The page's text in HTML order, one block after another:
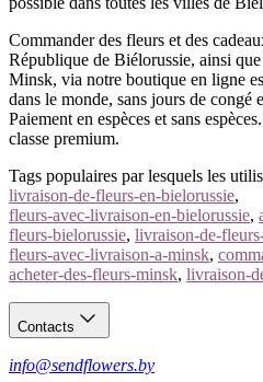
Commander des fleurs et des
République de Biélorussie, ainsi
Minsk, via notre boutique en ligne
dans le monde, sans jours de congé
Paiement en espèces et sans
classe premium.
Tags populaires par lesquels les
livraison-de-fleurs-en-bielorussie,
fleurs-avec-livraison-en-bielorussie,
fleurs-bielorussie, livraison-de-
fleurs-avec-livraison-a-minsk,
acheter-des-fleurs-minsk, livraison-
Contacts
info@sendflowers.by